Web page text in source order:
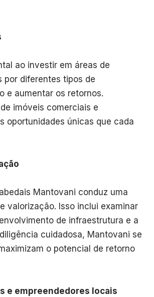
ao investir em áreas de
por diferentes tipos de
e aumentar os retornos.
imóveis comerciais e
oportunidades únicas que cada
Mantovani conduz uma
valorização. Isso inclui examinar
de infraestrutura e a
cuidadosa, Mantovani se
o potencial de retorno
e empreendedores locais